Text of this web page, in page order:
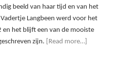
beeld van haar tijd en van het
Langbeen werd voor het
en het blijft een van de mooiste
zijn.
[Read more…]